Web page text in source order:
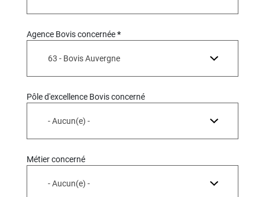
Agence Bovis concernée
63 - Bovis Auvergne
Pôle d'excellence Bovis concerné
- Aucun(e) -
Métier concerné
- Aucun(e) -